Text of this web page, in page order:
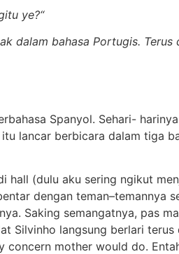
ye?“
dalam bahasa Portugis.
Spanyol. Sehari-
lancar berbicara dalam tiga
hall (dulu aku sering ngikut
dengan
Saking semangatnya, pas
Silvinho langsung berlari
concern mother would do.